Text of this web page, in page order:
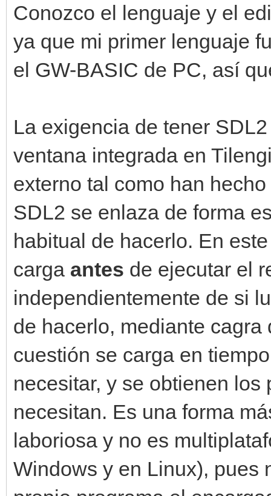
Conozco el lenguaje y el
ya que mi primer lenguaje
el GW-BASIC de PC, así
La exigencia de tener
ventana integrada en
externo tal como han
SDL2 se enlaza de forma
habitual de hacerlo. En
carga antes de ejecutar el
independientemente de si
de hacerlo, mediante
cuestión se carga en
necesitar, y se obtienen
necesitan. Es una forma
laboriosa y no es
Windows y en Linux), pues